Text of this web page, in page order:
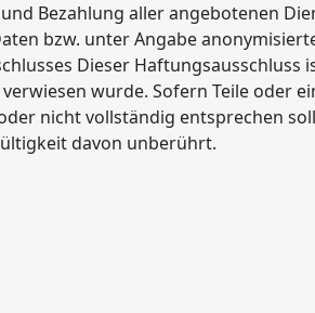
Bezahlung aller angebotenen
bzw. unter Angabe
Dieser Haftungsausschluss
wurde. Sofern Teile oder
nicht vollständig entsprechen
davon unberührt.